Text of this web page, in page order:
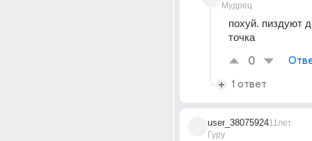
Мудрец
похуй. пиздуют
точка
0
1 ответ
user_38075924
Гуру
11лет